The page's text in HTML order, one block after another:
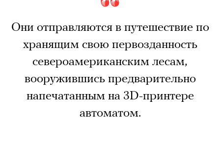
Они отправляются в путешествие по
хранящим свою первозданность
североамериканским лесам,
вооружившись предварительно
напечатанным на 3D-принтере
автоматом.